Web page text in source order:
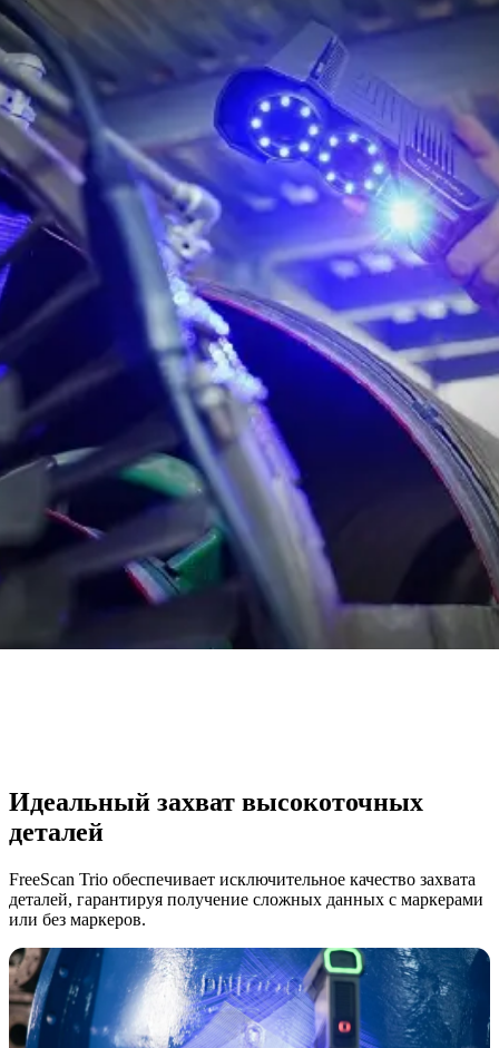
Идеальный захват высокоточных
деталей
FreeScan Trio обеспечивает исключительное качество захвата
деталей, гарантируя получение сложных данных с маркерами
или без маркеров.